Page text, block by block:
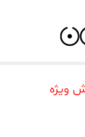
ویژه